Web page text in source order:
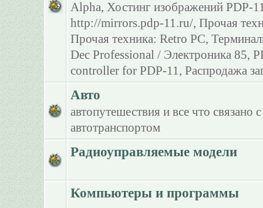
Alpha, Хостинг изображений PDP-
http://mirrors.pdp-11.ru/, Прочая
Прочая техника: Retro PC,
Dec Professional / Электроника 85,
controller for PDP-11 , Распродажа
Авто
автопутешествия и все что связано с
автотранспортом
Радиоуправляемые модели
Компьютеры и программы